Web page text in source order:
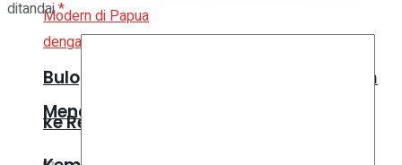
Bulog Perluas Distribusi Beras Premium
ke Retail Modern di Papua
Menag Ajak Warga Sambut Bulan
ditandai*